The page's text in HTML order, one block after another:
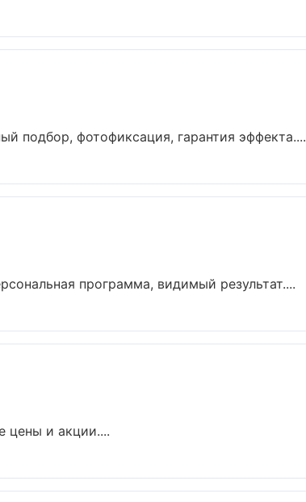
подбор, фотофиксация, гарантия эффекта....
программа, видимый результат....
цены и акции....